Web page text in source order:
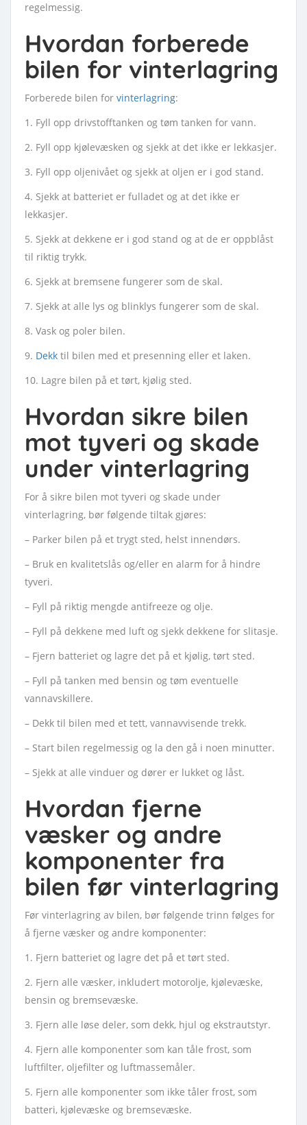
regelmessig.
Hvordan forberede
bilen for vinterlagring
Forberede bilen for vinterlagring:
1. Fyll opp drivstofftanken og tøm tanken for vann.
2. Fyll opp kjølevæsken og sjekk at det ikke er lekkasjer.
3. Fyll opp oljenivået og sjekk at oljen er i god stand.
4. Sjekk at batteriet er fulladet og at det ikke er
lekkasjer.
5. Sjekk at dekkene er i god stand og at de er oppblåst
til riktig trykk.
6. Sjekk at bremsene fungerer som de skal.
7. Sjekk at alle lys og blinklys fungerer som de skal.
8. Vask og poler bilen.
9. Dekk til bilen med et presenning eller et laken.
10. Lagre bilen på et tørt, kjølig sted.
Hvordan sikre bilen
mot tyveri og skade
under vinterlagring
For å sikre bilen mot tyveri og skade under
vinterlagring, bør følgende tiltak gjøres:
– Parker bilen på et trygt sted, helst innendørs.
– Bruk en kvalitetslås og/eller en alarm for å hindre
tyveri.
– Fyll på riktig mengde antifreeze og olje.
– Fyll på dekkene med luft og sjekk dekkene for slitasje.
– Fjern batteriet og lagre det på et kjølig, tørt sted.
– Fyll på tanken med bensin og tøm eventuelle
vannavskillere.
– Dekk til bilen med et tett, vannavvisende trekk.
– Start bilen regelmessig og la den gå i noen minutter.
– Sjekk at alle vinduer og dører er lukket og låst.
Hvordan fjerne
væsker og andre
komponenter fra
bilen før vinterlagring
Før vinterlagring av bilen, bør følgende trinn følges for
å fjerne væsker og andre komponenter:
1. Fjern batteriet og lagre det på et tørt sted.
2. Fjern alle væsker, inkludert motorolje, kjølevæske,
bensin og bremsevæske.
3. Fjern alle løse deler, som dekk, hjul og ekstrautstyr.
4. Fjern alle komponenter som kan tåle frost, som
luftfilter, oljefilter og luftmassemåler.
5. Fjern alle komponenter som ikke tåler frost, som
batteri, kjølevæske og bremsevæske.